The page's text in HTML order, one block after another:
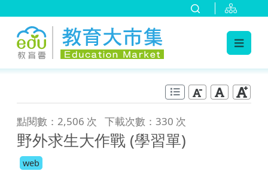
點閱數：2,506 次 下載次數：330 次
野外求生大作戰 (學習單)
web